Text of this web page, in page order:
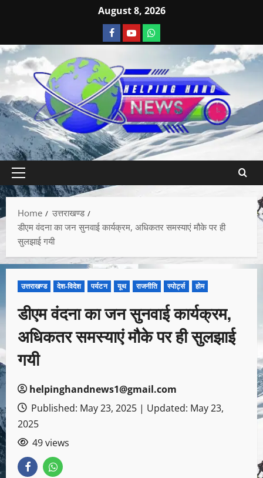
August 8, 2026
Home
उत्तराखण्ड
डीएम वंदना का जन सुनवाई कार्यक्रम, अधिकतर समस्याएं मौके पर ही
सुलझाई गयी
उत्तराखण्ड देश-विदेश पर्यटन यूथ राजनीति स्पोर्ट्स होम
डीएम वंदना का जन सुनवाई कार्यक्रम,
अधिकतर समस्याएं मौके पर ही सुलझाई
गयी
helpinghandnews1@gmail.com
Published: May 23, 2025 | Updated: May 23,
2025
49 views